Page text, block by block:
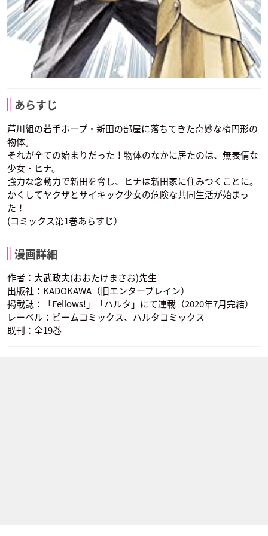
あらすじ
芦川組の若手ホープ・新田の部屋に落ちてきた奇妙な楕円形の
物体。
それが全ての始まりだった！物体のなかに居たのは、無表情な
少女・ヒナ。
強力な念動力で新田を脅し、ヒナは新田家に住みつくことに。
かくしてヤクザとサイキック少女の危険な共同生活が始まっ
た！
(コミックス第1巻あらすじ）
漫画詳細
作者：大武政夫(おおたけまさお)先生
出版社：KADOKAWA（旧エンターブレイン）
掲載誌：「Fellows!」「ハルタ」にて連載（2020年7月完結）
レーベル：ビームコミックス、ハルタコミックス
既刊：全19巻